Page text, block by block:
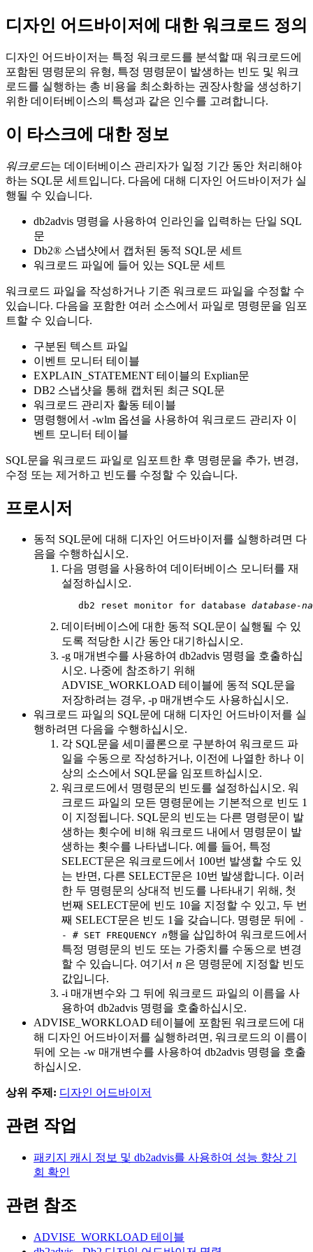
디자인 어드바이저에 대한 워크로드 정의
디자인 어드바이저는 특정 워크로드를 분석할 때 워크로드에
포함된 명령문의 유형, 특정 명령문이 발생하는 빈도 및 워크
로드를 실행하는 총 비용을 최소화하는 권장사항을 생성하기
위한 데이터베이스의 특성과 같은 인수를 고려합니다.
이 타스크에 대한 정보
워크로드는 데이터베이스 관리자가 일정 기간 동안 처리해야
하는 SQL문 세트입니다. 다음에 대해 디자인 어드바이저가 실
행될 수 있습니다.
db2advis 명령을 사용하여 인라인을 입력하는 단일 SQL
문
Db2® 스냅샷에서 캡처된 동적 SQL문 세트
워크로드 파일에 들어 있는 SQL문 세트
워크로드 파일을 작성하거나 기존 워크로드 파일을 수정할 수
있습니다. 다음을 포함한 여러 소스에서 파일로 명령문을 임포
트할 수 있습니다.
구분된 텍스트 파일
이벤트 모니터 테이블
EXPLAIN_STATEMENT 테이블의 Explian문
DB2 스냅샷을 통해 캡처된 최근 SQL문
워크로드 관리자 활동 테이블
명령행에서 -wlm 옵션을 사용하여 워크로드 관리자 이
벤트 모니터 테이블
SQL문을 워크로드 파일로 임포트한 후 명령문을 추가, 변경,
수정 또는 제거하고 빈도를 수정할 수 있습니다.
프로시저
동적 SQL문에 대해 디자인 어드바이저를 실행하려면 다
음을 수행하십시오.
다음 명령을 사용하여 데이터베이스 모니터를 재
설정하십시오.
   db2 reset monitor for database
database-
데이터베이스에 대한 동적 SQL문이 실행될 수 있
도록 적당한 시간 동안 대기하십시오.
-g 매개변수를 사용하여 db2advis 명령을 호출하십
시오. 나중에 참조하기 위해
ADVISE_WORKLOAD 테이블에 동적 SQL문을
저장하려는 경우, -p 매개변수도 사용하십시오.
워크로드 파일의 SQL문에 대해 디자인 어드바이저를 실
행하려면 다음을 수행하십시오.
각 SQL문을 세미콜론으로 구분하여 워크로드 파
일을 수동으로 작성하거나, 이전에 나열한 하나 이
상의 소스에서 SQL문을 임포트하십시오.
워크로드에서 명령문의 빈도를 설정하십시오. 워
크로드 파일의 모든 명령문에는 기본적으로 빈도 1
이 지정됩니다. SQL문의 빈도는 다른 명령문이 발
생하는 횟수에 비해 워크로드 내에서 명령문이 발
생하는 횟수를 나타냅니다. 예를 들어, 특정
SELECT문은 워크로드에서 100번 발생할 수도 있
는 반면, 다른 SELECT문은 10번 발생합니다. 이러
한 두 명령문의 상대적 빈도를 나타내기 위해, 첫
번째 SELECT문에 빈도 10을 지정할 수 있고, 두 번
째 SELECT문은 빈도 1을 갖습니다. 명령문 뒤에
-
- # SET FREQUENCY n행을 삽입하여 워크로드에서
특정 명령문의 빈도 또는 가중치를 수동으로 변경
할 수 있습니다. 여기서 n 은 명령문에 지정할 빈도
값입니다.
-i 매개변수와 그 뒤에 워크로드 파일의 이름을 사
용하여 db2advis 명령을 호출하십시오.
ADVISE_WORKLOAD 테이블에 포함된 워크로드에 대
해 디자인 어드바이저를 실행하려면, 워크로드의 이름이
뒤에 오는 -w 매개변수를 사용하여 db2advis 명령을 호출
하십시오.
상위 주제: 디자인 어드바이저
관련 작업
패키지 캐시 정보 및 db2advis를 사용하여 성능 향상 기
회 확인
관련 참조
ADVISE_WORKLOAD 테이블